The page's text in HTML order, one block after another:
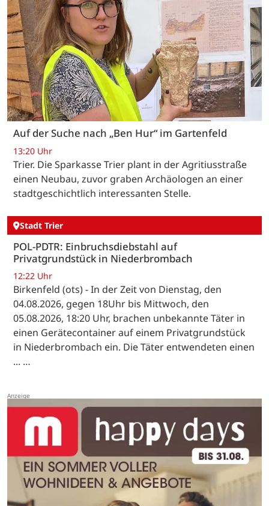
Auf der Suche nach „Ben Hur“ im Gartenfeld
13:20 Uhr
Trier. Die Sparkasse Trier plant in der Agritiusstraße
einen Neubau, zuvor graben Archäologen an einer
stadtgeschichtlich interessanten Stelle.
Stadt Trier
POL-PDTR: Einbruchsdiebstahl auf
Privatgrundstück in Niederbrombach
12:22 Uhr
Birkenfeld (ots) - In der Zeit von Dienstag, den
04.08.2026, gegen 18Uhr bis Mittwoch, den
05.08.2026, 18:20 Uhr, brachen unbekannte Täter in
einen Gerätecontainer auf einem Privatgrundstück
in Niederbrombach ein. Die Täter entwendeten einen
... …